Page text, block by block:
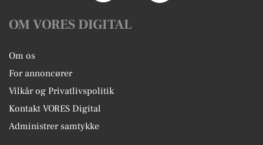
OM VORES DIGITAL
Om os
For annoncører
Vilkår og Privatlivspolitik
Kontakt VORES Digital
Administrer samtykke